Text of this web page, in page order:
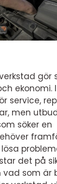
gör
ekonomi.
service,
men
söker en
det på
vad som är